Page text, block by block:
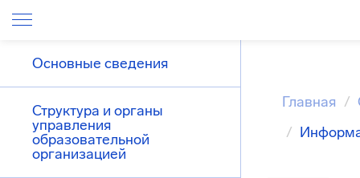
Основные сведения
Структура и органы
управления
образовательной
организацией
Главная